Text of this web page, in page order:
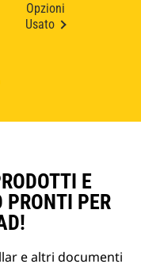
Opzioni
Usato
E
PRONTI PER
e altri documenti